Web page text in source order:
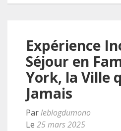
Expérience
Séjour en
York, la Ville
Jamais
Parleblogdumono
Le 25 mars 2025